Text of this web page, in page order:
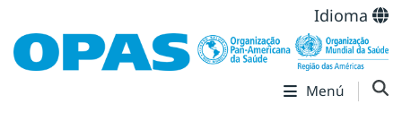
Idioma
Menú